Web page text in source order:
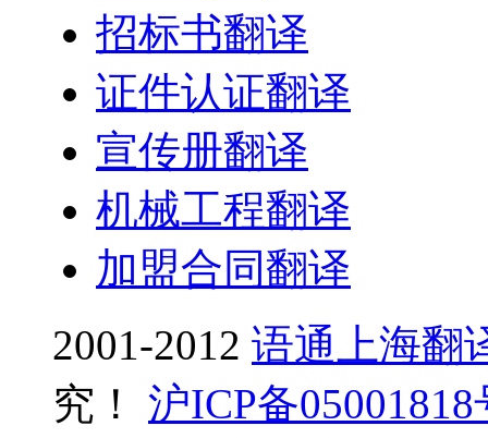
招标书翻译
证件认证翻译
宣传册翻译
机械工程翻译
加盟合同翻译
2001-2012 语通上海翻
究！
沪ICP备05001818